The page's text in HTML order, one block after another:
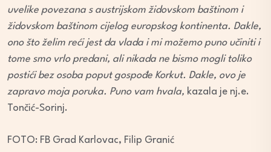
uvelike povezana s austrijskom židovskom baštinom i
židovskom baštinom cijelog europskog kontinenta. Dakle,
ono što želim reći jest da vlada i mi možemo puno učiniti i
tome smo vrlo predani, ali nikada ne bismo mogli toliko
postići bez osoba poput gospođe Korkut. Dakle, ovo je
zapravo moja poruka. Puno vam hvala, kazala je nj.e.
Tončić-Sorinj.
FOTO: FB Grad Karlovac, Filip Granić